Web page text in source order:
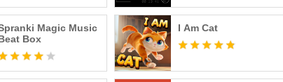
Magic Music
Box
I Am Cat